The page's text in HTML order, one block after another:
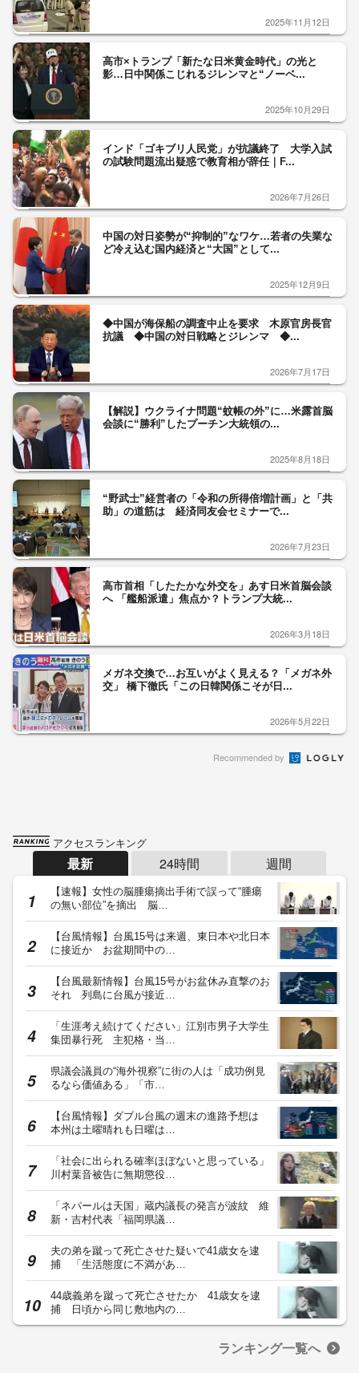
2025年11月12日
高市×トランプ「新たな日米黄金時代」の光と
影…日中関係こじれるジレンマと“ノーベ...
2025年10月29日
インド「ゴキブリ人民党」が抗議終了 大学入試
の試験問題流出疑惑で教育相が辞任｜F...
2026年7月26日
中国の対日姿勢が“抑制的”なワケ…若者の失業な
ど冷え込む国内経済と“大国”として...
2025年12月9日
◆中国が海保船の調査中止を要求 木原官房長官
抗議 ◆中国の対日戦略とジレンマ ◆...
2026年7月17日
【解説】ウクライナ問題“蚊帳の外”に…米露首脳
会談に“勝利”したプーチン大統領の...
2025年8月18日
“野武士”経営者の「令和の所得倍増計画」と「共
助」の道筋は 経済同友会セミナーで...
2026年7月23日
高市首相「したたかな外交を」あす日米首脳会談
へ 「艦船派遣」焦点か？トランプ大統...
2026年3月18日
メガネ交換で…お互いがよく見える？「メガネ外
交」 橋下徹氏「この日韓関係こそが日...
2026年5月22日
Recommended by
アクセスランキング
最新 24時間 週間
【速報】女性の脳腫瘍摘出手術で誤って“腫瘍
の無い部位”を摘出 脳…
【台風情報】台風15号は来週、東日本や北日本
に接近か お盆期間中の…
【台風最新情報】台風15号がお盆休み直撃のお
それ 列島に台風が接近…
「生涯考え続けてください」江別市男子大学生
集団暴行死 主犯格・当…
県議会議員の“海外視察”に街の人は「成功例見
るなら価値ある」「市…
【台風情報】ダブル台風の週末の進路予想は
本州は土曜晴れも日曜は…
「社会に出られる確率ほぼないと思っている」
川村葉音被告に無期懲役…
「ネパールは天国」蔵内議長の発言が波紋 維
新・吉村代表「福岡県議…
夫の弟を蹴って死亡させた疑いで41歳女を逮
捕 「生活態度に不満があ…
44歳義弟を蹴って死亡させたか 41歳女を逮
捕 日頃から同じ敷地内の…
ランキング一覧へ